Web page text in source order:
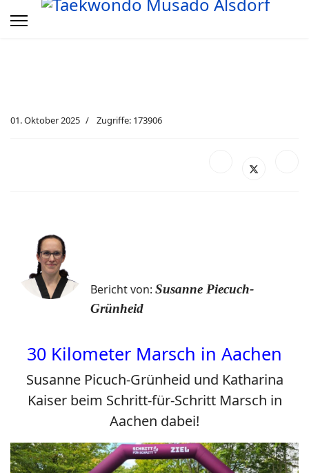
01. Oktober 2025 Zugriffe: 173906
Bericht von: Susanne Piecuch-
Grünheid
30 Kilometer Marsch in Aachen
Susanne Picuch-Grünheid und Katharina
Kaiser beim Schritt-für-Schritt Marsch in
Aachen dabei!